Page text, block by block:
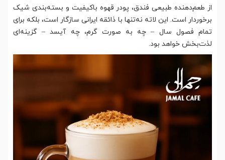
از طعم‌دهنده طبیعی فندق، پودر قهوه باکیفیت و بسته‌بندی شیک
برخوردار است. این لاته نه‌تنها با ذائقه ایرانی سازگار است، بلکه برای
تمام فصول سال – چه به صورت گرم، چه آیسد – گزینه‌ای
لذت‌بخش خواهد بود.